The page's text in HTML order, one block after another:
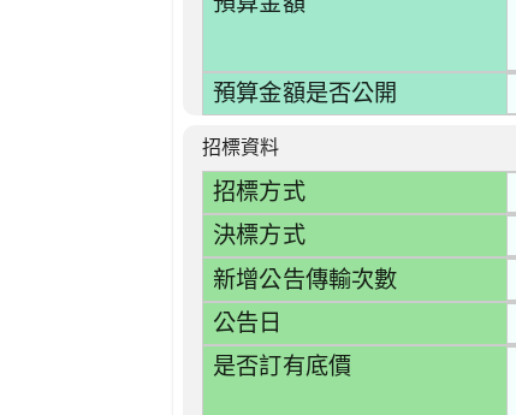
預算金額是否公開
招標資料
招標方式
決標方式
新增公告傳輸次數
公告日
是否訂有底價